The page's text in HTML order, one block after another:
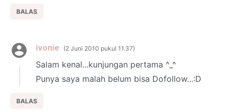
BALAS
ivonie 2 Juni 2010 pukul 11.37
Salam kenal...kunjungan pertama ^_^
Punya saya malah belum bisa Dofollow...:D
BALAS